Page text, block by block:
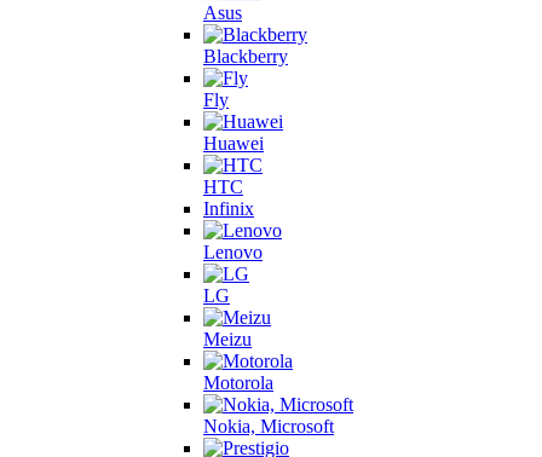
Asus
Blackberry
Fly
Huawei
HTC
Infinix
Lenovo
LG
Meizu
Motorola
Nokia, Microsoft